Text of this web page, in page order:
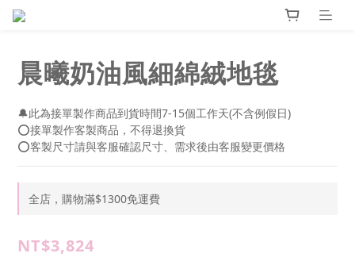
晨曦奶油風細綿絨地毯
🔔此為接單製作商品到貨時間7-15個工作天(不含例假日)
⭕接單製作客製商品，不得退換貨
⭕客製尺寸請與客服確認尺寸、需求後由客服變更價格
全店，購物滿$1300免運費
NT$3,824